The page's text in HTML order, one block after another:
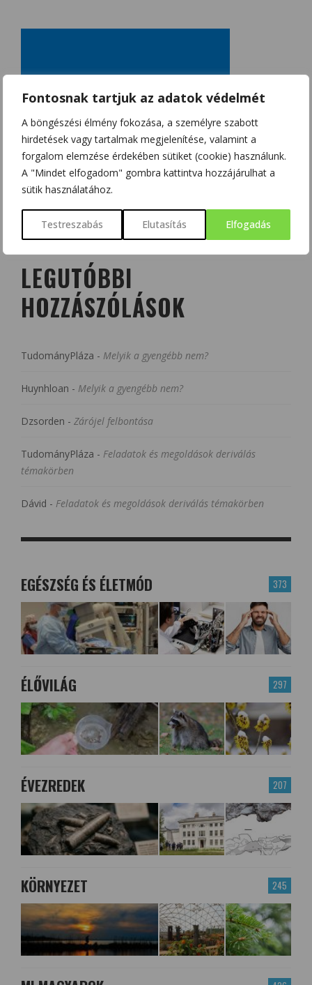
Fontosnak tartjuk az adatok védelmét
A böngészési élmény fokozása, a személyre szabott
hirdetések vagy tartalmak megjelenítése, valamint a
forgalom elemzése érdekében sütiket (cookie) használunk.
A "Mindet elfogadom" gombra kattintva hozzájárulhat a
sütik használatához.
Testreszabás Elutasítás Elfogadás
LEGUTÓBBI
HOZZÁSZÓLÁSOK
TudományPláza - Melyik a gyengébb nem?
Huynhloan - Melyik a gyengébb nem?
Dzsorden - Zárójel felbontása
TudományPláza - Feladatok és megoldások deriválás
témakörben
Dávid - Feladatok és megoldások deriválás témakörben
373
EGÉSZSÉG ÉS ÉLETMÓD
297
ÉLŐVILÁG
207
ÉVEZREDEK
245
KÖRNYEZET